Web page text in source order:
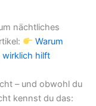
nächtliches
Warum
wirklich hilft
– und obwohl du
kennst du das: